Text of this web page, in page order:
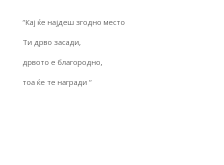
“Кај ќе најдеш згодно место
Ти дрво засади,
дрвото е благородно,
тоа ќе те награди “